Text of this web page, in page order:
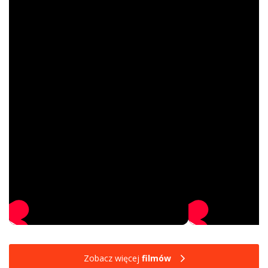
Zobacz więcej filmów